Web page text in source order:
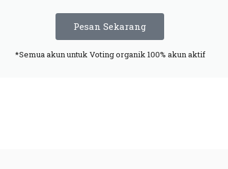
Pesan Sekarang
*Semua akun untuk Voting organik 100% akun aktif